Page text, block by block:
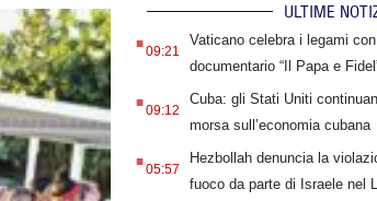
ULTIME
.09:21
Vaticano celebra i legami
documentario “Il Papa e
.09:12
Cuba: gli Stati Uniti
morsa sull’economia cubana
.05:57
Hezbollah denuncia la
fuoco da parte di Israele nel